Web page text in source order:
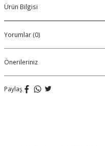
Ürün Bilgisi
Yorumlar (0)
Önerileriniz
Paylaş